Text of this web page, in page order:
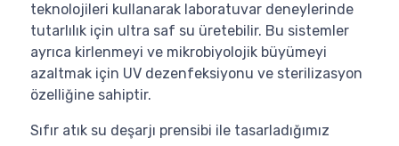
teknolojileri kullanarak laboratuvar deneylerinde
tutarlılık için ultra saf su üretebilir. Bu sistemler
ayrıca kirlenmeyi ve mikrobiyolojik büyümeyi
azaltmak için UV dezenfeksiyonu ve sterilizasyon
özelliğine sahiptir.
Sıfır atık su deşarjı prensibi ile tasarladığımız